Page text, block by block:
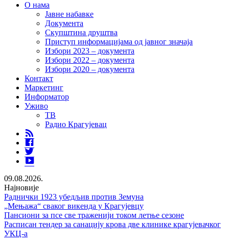
О нама
Јавне набавке
Документа
Скупштина друштва
Приступ информацијама од јавног значаја
Избори 2023 – документа
Избори 2022 – документа
Избори 2020 – документа
Контакт
Маркетинг
Информатор
Уживо
ТВ
Радио Крагујевац
Youtube
09.08.2026.
Најновије
Раднички 1923 убедљив против Земуна
„Мењажа“ сваког викенда у Крагујевцу
Пансиони за псе све траженији током летње сезоне
Расписан тендер за санацију крова две клинике крагујевачког
УКЦ-а